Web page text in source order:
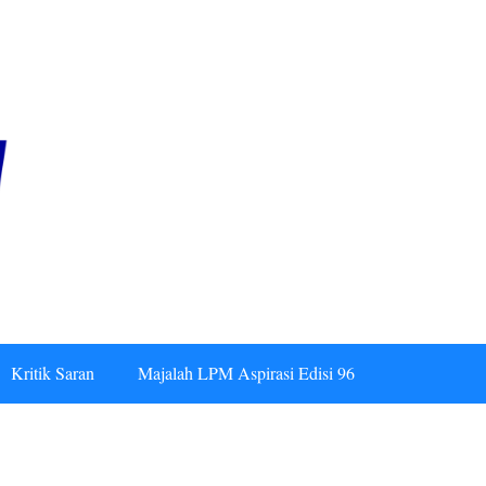
Kritik Saran Majalah LPM Aspirasi Edisi 96